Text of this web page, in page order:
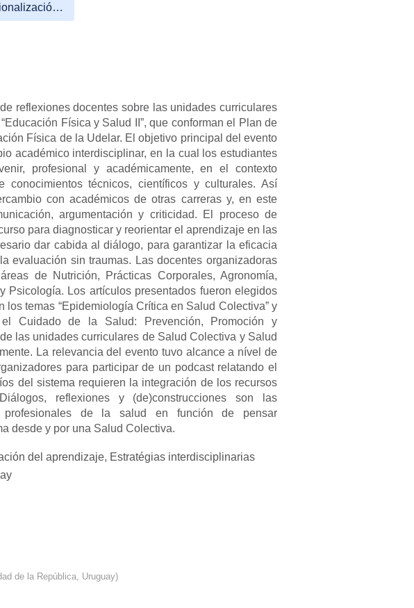
Interprofesionalización de la salud II
reflexiones docentes sobre las unidades curriculares
Física y Salud II”, que conforman el Plan de
Física de la Udelar. El objetivo principal del evento
académico interdisciplinar, en la cual los estudiantes
profesional y académicamente, en el contexto
conocimientos técnicos, científicos y culturales. Así
con académicos de otras carreras y, en este
argumentación y criticidad. El proceso de
para diagnosticar y reorientar el aprendizaje en las
dar cabida al diálogo, para garantizar la eficacia
evaluación sin traumas. Las docentes organizadoras
de Nutrición, Prácticas Corporales, Agronomía,
Psicología. Los artículos presentados fueron elegidos
temas “Epidemiología Crítica en Salud Colectiva” y
Cuidado de la Salud: Prevención, Promoción y
las unidades curriculares de Salud Colectiva y Salud
La relevancia del evento tuvo alcance a nível de
para participar de un podcast relatando el
del sistema requieren la integración de los recursos
reflexiones y (de)construcciones son las
profesionales de la salud en función de pensar
desde y por una Salud Colectiva.
del aprendizaje, Estratégias interdisciplinarias
de la República, Uruguay)